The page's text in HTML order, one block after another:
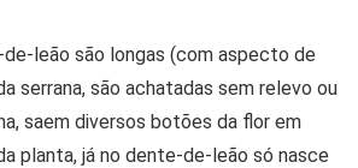
leão são longas (com aspecto de
serrana, são achatadas sem relevo ou
saem diversos botões da flor em
planta, já no dente-de-leão só nasce